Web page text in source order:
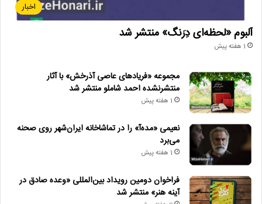
اخبار
آلبوم «لحظه‌ای دِرَنگ» منتشر شد
1 هفته پیش
مجموعه «فریادهای عاصی آذرخش» با آثار
منتشرنشده احمد شاملو منتشر شد
1 هفته پیش
نعیمی «مده‌آ» را در تماشاخانه ایران‌شهر روی صحنه
می‌برد
1 هفته پیش
فراخوان دومین رویداد بین‌المللی «وعده صادق در
آینه هنر» منتشر شد